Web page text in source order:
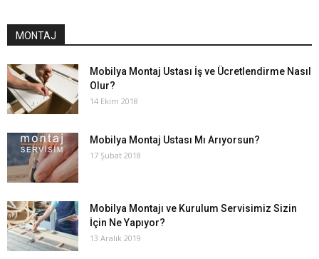
MONTAJ
Mobilya Montaj Ustası İş ve Ücretlendirme Nasıl
Olur?
14 Ekim 2018
Mobilya Montaj Ustası Mı Arıyorsun?
17 Şubat 2018
Mobilya Montajı ve Kurulum Servisimiz Sizin
İçin Ne Yapıyor?
13 Aralık 2019